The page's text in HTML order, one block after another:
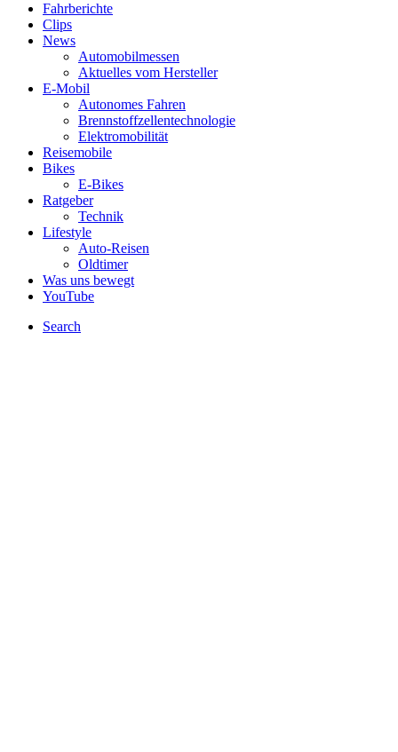
Fahrberichte
Clips
News
Automobilmessen
Aktuelles vom Hersteller
E-Mobil
Autonomes Fahren
Brennstoffzellentechnologie
Elektromobilität
Reisemobile
Bikes
E-Bikes
Ratgeber
Technik
Lifestyle
Auto-Reisen
Oldtimer
Was uns bewegt
YouTube
Search